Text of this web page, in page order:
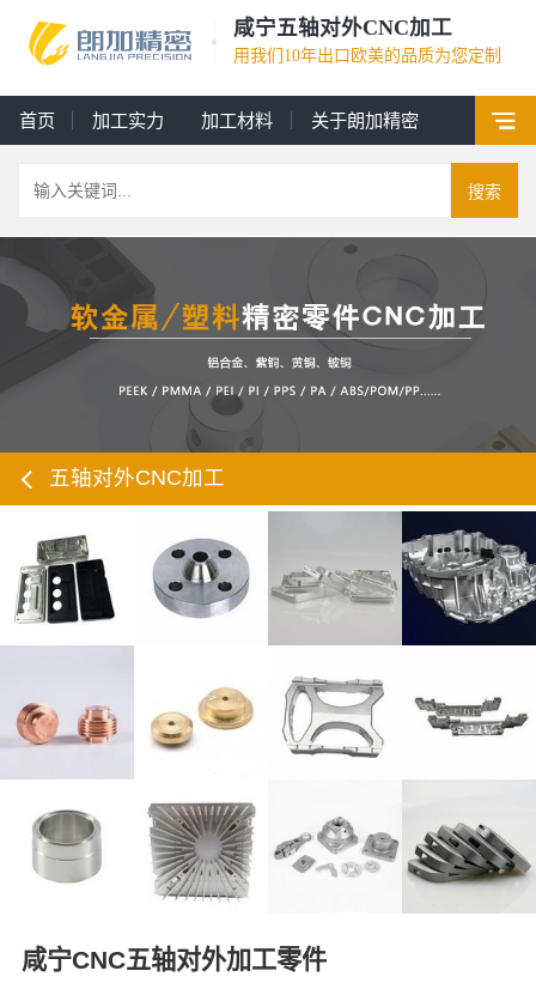
咸宁五轴对外CNC加工
用我们10年出口欧美的品质为您定制
首页 加工实力 加工材料 关于朗加精密
搜索
五轴对外CNC加工
咸宁CNC五轴对外加工零件